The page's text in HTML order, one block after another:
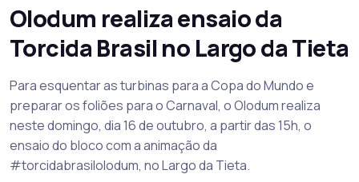
Olodum realiza ensaio da
Torcida Brasil no Largo da Tieta
Para esquentar as turbinas para a Copa do Mundo e
preparar os foliões para o Carnaval, o Olodum realiza
neste domingo, dia 16 de outubro, a partir das 15h, o
ensaio do bloco com a animação da
#torcidabrasilolodum, no Largo da Tieta.